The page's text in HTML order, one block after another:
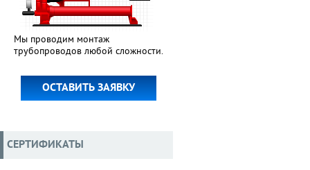
Мы проводим монтаж
трубопроводов любой сложности.
ОСТАВИТЬ ЗАЯВКУ
СЕРТИФИКАТЫ